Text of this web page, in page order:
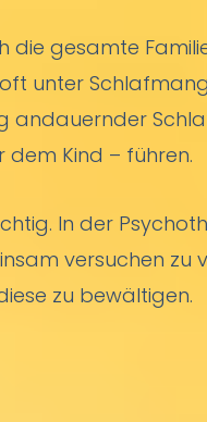
die gesamte
unter
andauernder
Kind – führen.
In der
versuchen zu
zu bewältigen.